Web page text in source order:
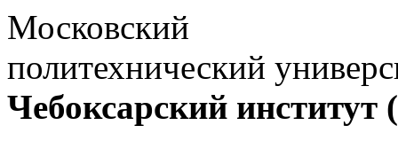
Московский
политехнический
Чебоксарский институт